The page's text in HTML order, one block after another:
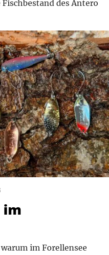
des Antero
im
im Forellensee